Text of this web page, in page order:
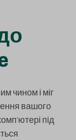
чином і міг
вашого
під